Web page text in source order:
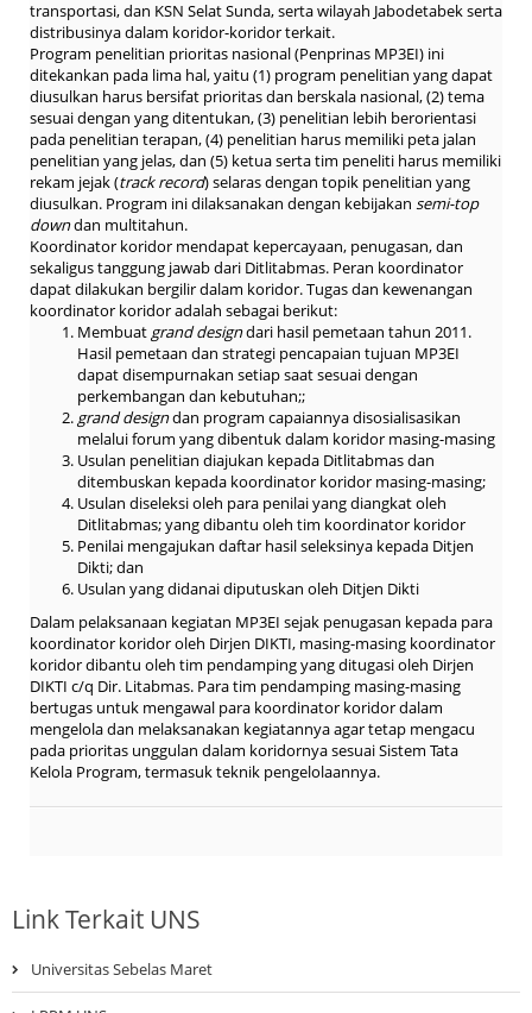
transportasi, dan KSN Selat Sunda, serta wilayah Jabodetabek serta
distribusinya dalam koridor-koridor terkait.
Program penelitian prioritas nasional (Penprinas MP3EI) ini
ditekankan pada lima hal, yaitu (1) program penelitian yang dapat
diusulkan harus bersifat prioritas dan berskala nasional, (2) tema
sesuai dengan yang ditentukan, (3) penelitian lebih berorientasi
pada penelitian terapan, (4) penelitian harus memiliki peta jalan
penelitian yang jelas, dan (5) ketua serta tim peneliti harus memiliki
rekam jejak (track record) selaras dengan topik penelitian yang
diusulkan. Program ini dilaksanakan dengan kebijakan semi-top
downdan multitahun.
Koordinator koridor mendapat kepercayaan, penugasan, dan
sekaligus tanggung jawab dari Ditlitabmas. Peran koordinator
dapat dilakukan bergilir dalam koridor. Tugas dan kewenangan
koordinator koridor adalah sebagai berikut:
Membuat grand designdari hasil pemetaan tahun 2011.
Hasil pemetaan dan strategi pencapaian tujuan MP3EI
dapat disempurnakan setiap saat sesuai dengan
perkembangan dan kebutuhan;;
grand designdan program capaiannya disosialisasikan
melalui forum yang dibentuk dalam koridor masing-masing
Usulan penelitian diajukan kepada Ditlitabmas dan
ditembuskan kepada koordinator koridor masing-masing;
Usulan diseleksi oleh para penilai yang diangkat oleh
Ditlitabmas; yang dibantu oleh tim koordinator koridor
Penilai mengajukan daftar hasil seleksinya kepada Ditjen
Dikti; dan
Usulan yang didanai diputuskan oleh Ditjen Dikti
Dalam pelaksanaan kegiatan MP3EI sejak penugasan kepada para
koordinator koridor oleh Dirjen DIKTI, masing-masing koordinator
koridor dibantu oleh tim pendamping yang ditugasi oleh Dirjen
DIKTI c/q Dir. Litabmas. Para tim pendamping masing-masing
bertugas untuk mengawal para koordinator koridor dalam
mengelola dan melaksanakan kegiatannya agar tetap mengacu
pada prioritas unggulan dalam koridornya sesuai Sistem Tata
Kelola Program, termasuk teknik pengelolaannya.
Link Terkait UNS
Universitas Sebelas Maret